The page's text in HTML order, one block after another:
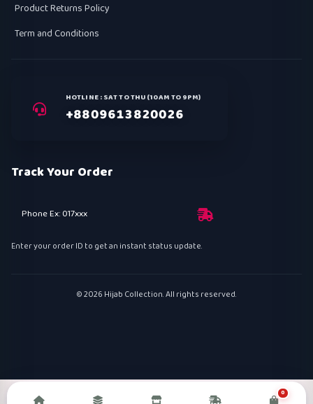
0
Product Returns Policy
Term and Conditions
HOTLINE : SAT TO THU (10AM TO 9PM)
+8809613820026
Track Your Order
Enter your order ID to get an instant status update.
© 2026 Hijab Collection. All rights reserved.